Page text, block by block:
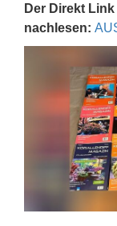
Der Direkt
nachlesen: